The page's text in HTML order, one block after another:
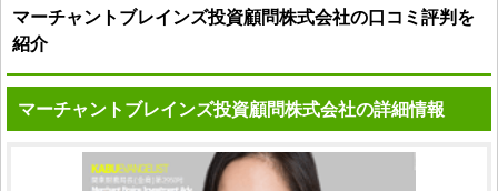
マーチャントブレインズ投資顧問株式会社の口コミ評判を
紹介
マーチャントブレインズ投資顧問株式会社の詳細情報